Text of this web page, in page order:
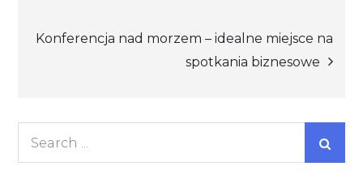
wpisu
Konferencja nad morzem – idealne miejsce na
spotkania biznesowe